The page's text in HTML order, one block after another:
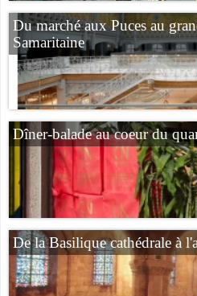
Du marché aux Puces au
Samaritaine
Dîner-balade au coeur du
De la Basilique cathédrale à